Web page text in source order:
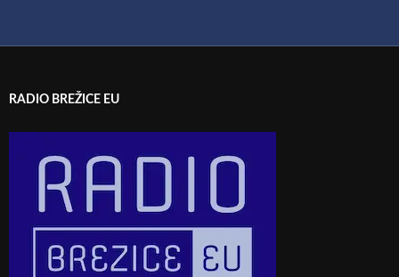
RADIO BREŽICE EU